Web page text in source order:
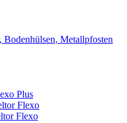
Bodenhülsen, Metallpfosten
Plus
Flexo
Flexo